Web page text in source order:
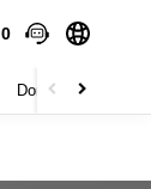
0
Domowe Tekstylia